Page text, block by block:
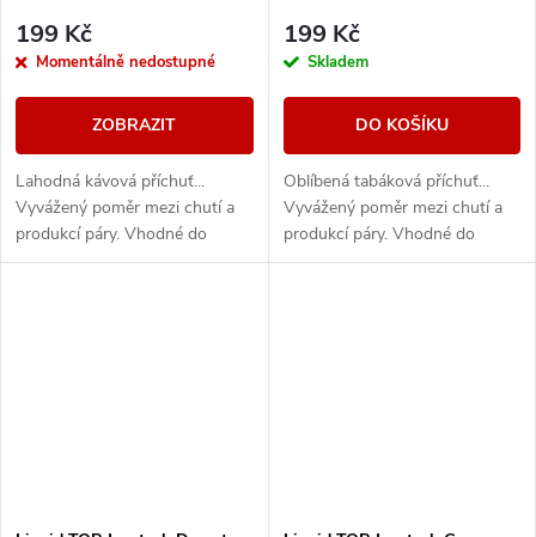
199 Kč
Momentálně nedostupné
ZOBRAZIT
Lahodná kávová příchuť...
Vyvážený poměr mezi chutí a
produkcí páry. Vhodné do
všech typů e-cigaret
199 Kč
Skladem
DO KOŠÍKU
Oblíbená tabáková příchuť...
Vyvážený poměr mezi chutí a
produkcí páry. Vhodné do
všech typů e-cigaret